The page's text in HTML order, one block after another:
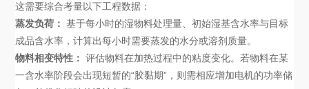
这需要综合考量以下工程数据：
蒸发负荷： 基于每小时的湿物料处理量、初始湿基含水率与目标
成品含水率，计算出每小时需要蒸发的水分或溶剂质量。
物料相变特性： 评估物料在加热过程中的粘度变化。若物料在某
一含水率阶段会出现短暂的“胶黏期”，则需相应增加电机的功率储